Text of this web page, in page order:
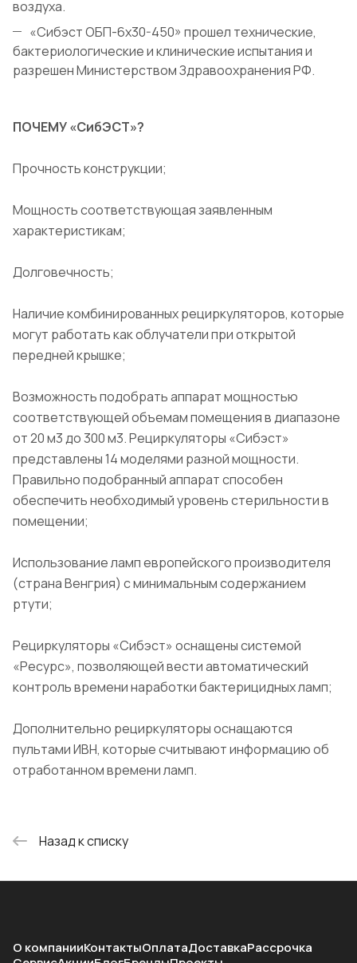
воздуха.
«Сибэст ОБП-6х30-450» прошел технические,
бактериологические и клинические испытания и
разрешен Министерством Здравоохранения РФ.
ПОЧЕМУ «СибЭСТ»?
Прочность конструкции;
Мощность соответствующая заявленным
характеристикам;
Долговечность;
Наличие комбинированных рециркуляторов, которые
могут работать как облучатели при открытой
передней крышке;
Возможность подобрать аппарат мощностью
соответствующей объемам помещения в диапазоне
от 20 м3 до 300 м3. Рециркуляторы «Сибэст»
представлены 14 моделями разной мощности.
Правильно подобранный аппарат способен
обеспечить необходимый уровень стерильности в
помещении;
Использование ламп европейского производителя
(страна Венгрия) с минимальным содержанием
ртути;
Рециркуляторы «Сибэст» оснащены системой
«Ресурс», позволяющей вести автоматический
контроль времени наработки бактерицидных ламп;
Дополнительно рециркуляторы оснащаются
пультами ИВН, которые считывают информацию об
отработанном времени ламп.
Назад к списку
О компанииКонтактыОплатаДоставкаРассрочка